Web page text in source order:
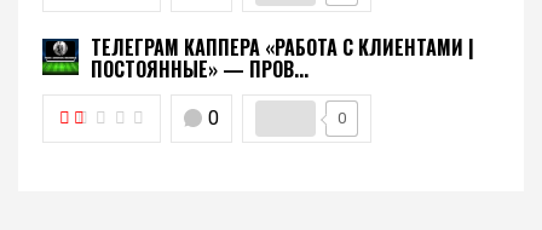
ТЕЛЕГРАМ КАППЕРА «РАБОТА С КЛИЕНТАМИ |
ПОСТОЯННЫЕ» — ПРОВ...
0 0